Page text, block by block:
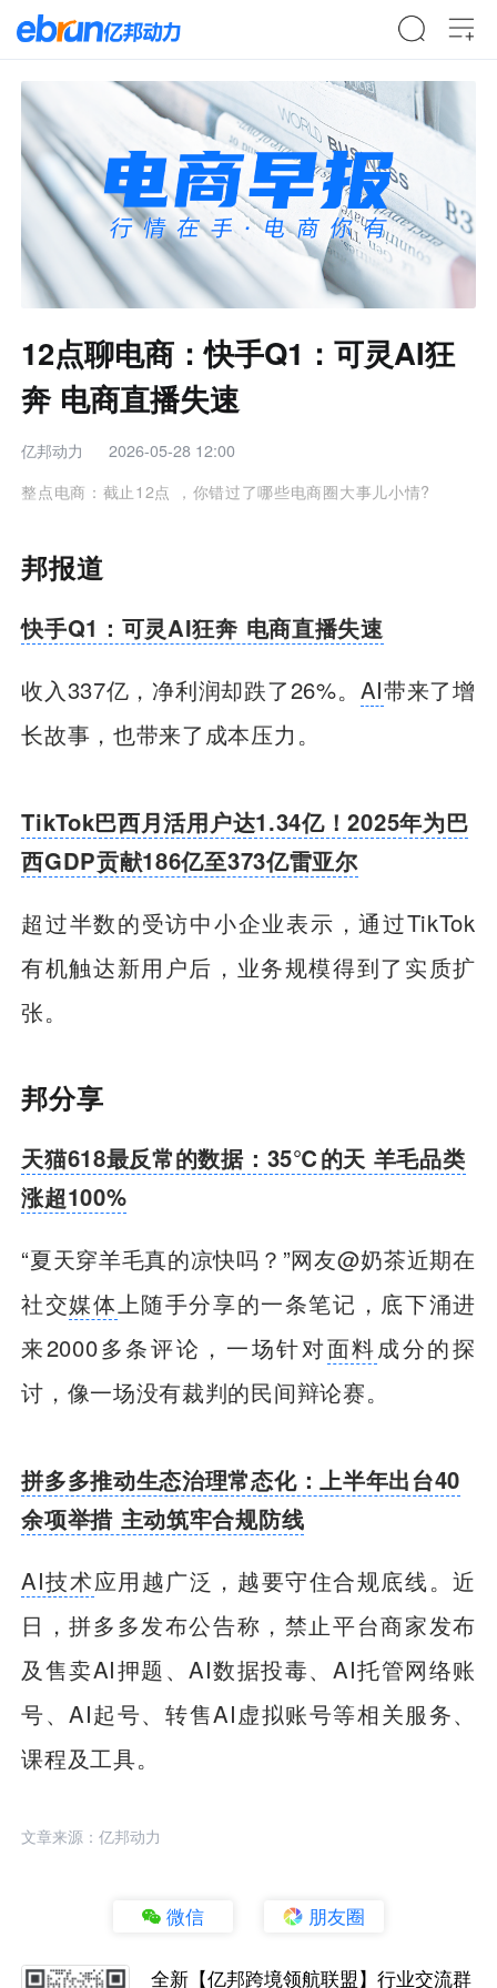
12点聊电商：快手Q1：可灵AI狂
奔 电商直播失速
亿邦动力
2026-05-28 12:00
整点电商：截止12点 ，你错过了哪些电商圈大事儿小情?
邦报道
快手Q1：可灵AI狂奔 电商直播失速
收入337亿，净利润却跌了26%。 AI带来了增
长故事，也带来了成本压力。
TikTok巴西月活用户达1.34亿！2025年为巴
西GDP贡献186亿至373亿雷亚尔
超过半数的受访中小企业表示，通过TikTok
有机触达新用户后，业务规模得到了实质扩
张。
邦分享
天猫618最反常的数据：35℃的天 羊毛品类
涨超100%
“夏天穿羊毛真的凉快吗？”网友@奶茶近期在
社交媒体上随手分享的一条笔记，底下涌进
来2000多条评论，一场针对面料成分的探
讨，像一场没有裁判的民间辩论赛。
拼多多推动生态治理常态化：上半年出台40
余项举措 主动筑牢合规防线
AI技术应用越广泛，越要守住合规底线。近
日，拼多多发布公告称，禁止平台商家发布
及售卖AI押题、AI数据投毒、AI托管网络账
号、AI起号、转售AI虚拟账号等相关服务、
课程及工具。
文章来源：亿邦动力
微信 朋友圈
全新【亿邦跨境领航联盟】行业交流群